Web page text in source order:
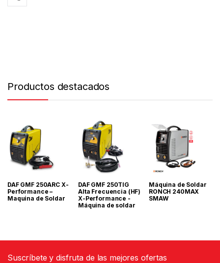
Productos destacados
DAF GMF 250ARC X-
Performance –
Maquina de Soldar
DAF GMF 250TIG
Alta Frecuencia (HF)
X-Performance -
Máquina de soldar
Máquina de Soldar
RONCH 240MAX
SMAW
Suscríbete y disfruta de las mejores ofertas